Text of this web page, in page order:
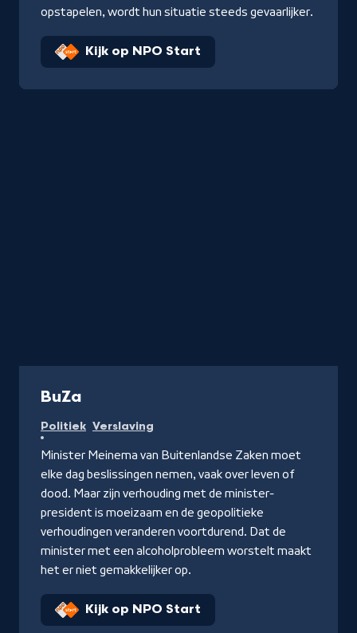
opstapelen, wordt hun situatie steeds gevaarlijker.
Kijk op NPO Start
BuZa
Politiek Verslaving
Minister Meinema van Buitenlandse Zaken moet
elke dag beslissingen nemen, vaak over leven of
dood. Maar zijn verhouding met de minister-
president is moeizaam en de geopolitieke
verhoudingen veranderen voortdurend. Dat de
minister met een alcoholprobleem worstelt maakt
het er niet gemakkelijker op.
Kijk op NPO Start